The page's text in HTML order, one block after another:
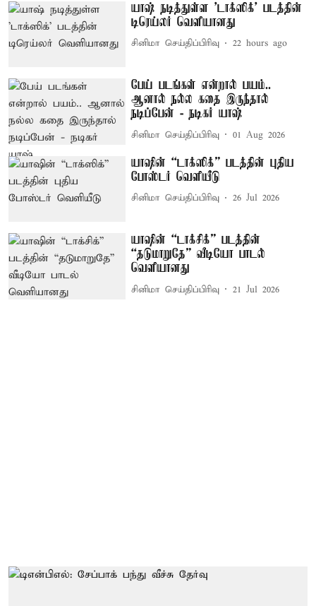
யாஷ் நடித்துள்ள 'டாக்‌ஸிக்' படத்தின்
டிரெய்லர் வெளியானது
சினிமா செய்திப்பிரிவு 22 hours ago
பேய் படங்கள் என்றால் பயம்..
ஆனால் நல்ல கதை இருந்தால்
நடிப்பேன் - நடிகர் யாஷ்
சினிமா செய்திப்பிரிவு 01 Aug 2026
யாஷின் “டாக்ஸிக்” படத்தின் புதிய
போஸ்டர் வெளியீடு
சினிமா செய்திப்பிரிவு 26 Jul 2026
யாஷின் “டாக்சிக்” படத்தின்
“தடுமாறுதே” வீடியோ பாடல்
வெளியானது
சினிமா செய்திப்பிரிவு 21 Jul 2026